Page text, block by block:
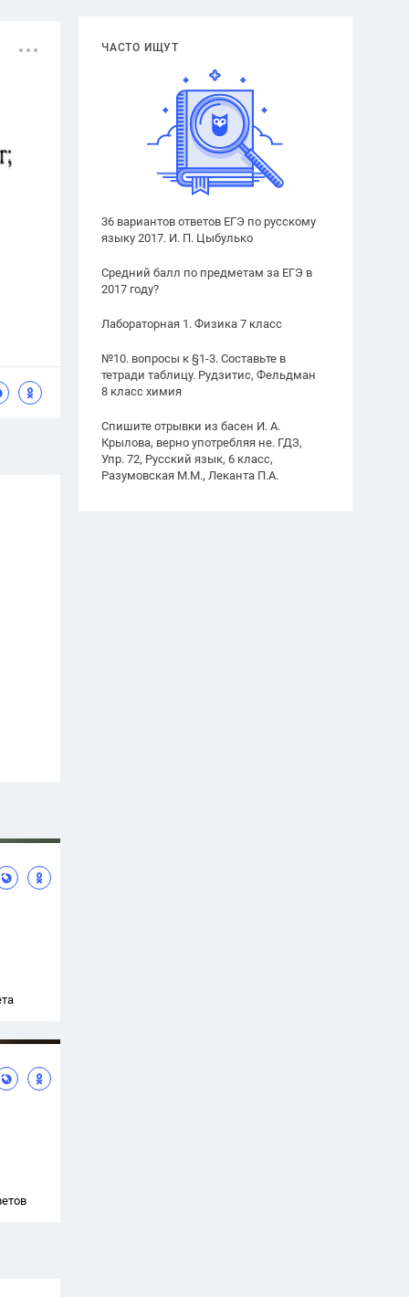
ЧАСТО ИЩУТ
36 вариантов ответов ЕГЭ по русскому
языку 2017. И. П. Цыбулько
Средний балл по предметам за ЕГЭ в
2017 году?
Лабораторная 1. Физика 7 класс
№10. вопросы к §1-3. Составьте в
тетради таблицу. Рудзитис, Фельдман
8 класс химия
Спишите отрывки из басен И. А.
Крылова, верно употребляя не. ГДЗ,
Упр. 72, Русский язык, 6 класс,
Разумовская М.М., Леканта П.А.